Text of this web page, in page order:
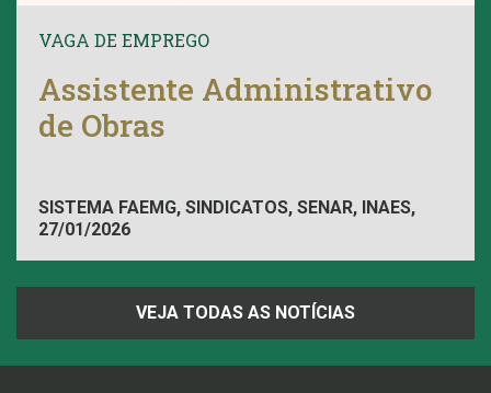
VAGA DE EMPREGO
Assistente Administrativo
de Obras
SISTEMA FAEMG, SINDICATOS, SENAR, INAES,
FAEMG
27/01/2026
VEJA TODAS AS NOTÍCIAS